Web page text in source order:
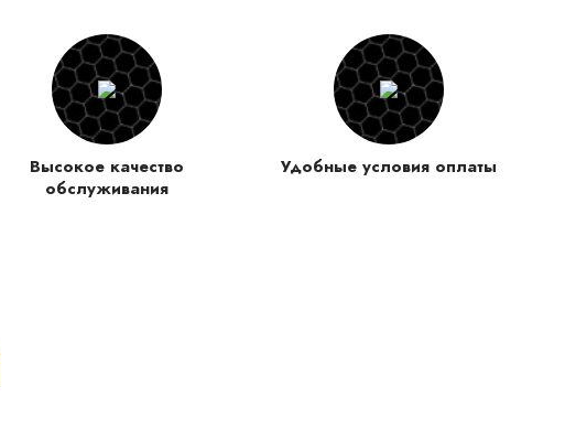
Высокое качество
обслуживания
Удобные условия оплаты